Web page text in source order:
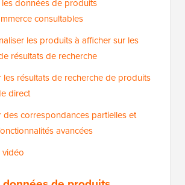
les données de produits
consultables
les produits à afficher sur les
résultats de recherche
les résultats de recherche de produits
direct
des correspondances partielles et
avancées
vidéo